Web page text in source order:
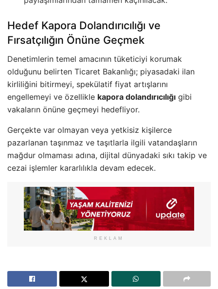
Hedef Kapora Dolandırıcılığı ve
Fırsatçılığın Önüne Geçmek
Denetimlerin temel amacının tüketiciyi korumak
olduğunu belirten Ticaret Bakanlığı; piyasadaki ilan
kirliliğini bitirmeyi, spekülatif fiyat artışlarını
engellemeyi ve özellikle kapora dolandırıcılığı gibi
vakaların önüne geçmeyi hedefliyor.
Gerçekte var olmayan veya yetkisiz kişilerce
pazarlanan taşınmaz ve taşıtlarla ilgili vatandaşların
mağdur olmaması adına, dijital dünyadaki sıkı takip ve
cezai işlemler kararlılıkla devam edecek.
REKLAM